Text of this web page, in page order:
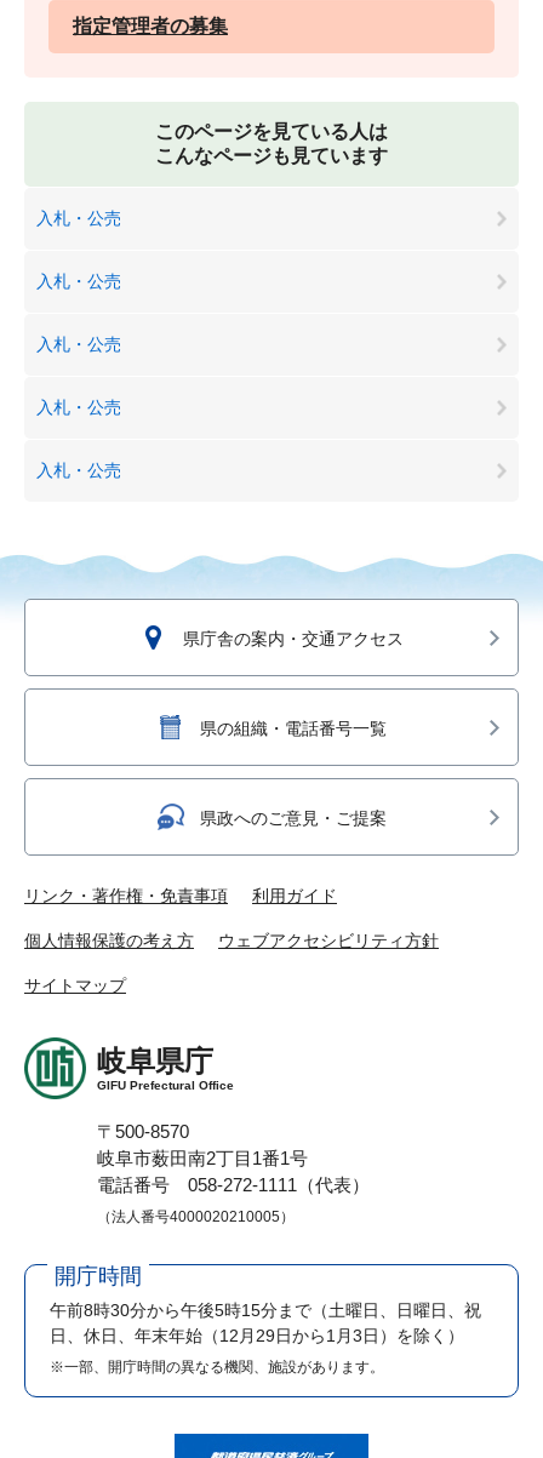
指定管理者の募集
このページを見ている人は
こんなページも見ています
入札・公売
入札・公売
入札・公売
入札・公売
入札・公売
県庁舎の案内・交通アクセス
県の組織・電話番号一覧
県政へのご意見・ご提案
リンク・著作権・免責事項 利用ガイド
個人情報保護の考え方 ウェブアクセシビリティ方針
サイトマップ
岐阜県庁
GIFU Prefectural Office
〒500-8570
岐阜市薮田南2丁目1番1号
電話番号 058-272-1111（代表）
（法人番号4000020210005）
開庁時間
午前8時30分から午後5時15分まで （土曜日、日曜日、祝
日、休日、年末年始（12月29日から1月3日）を除く）
※一部、開庁時間の異なる機関、施設があります。